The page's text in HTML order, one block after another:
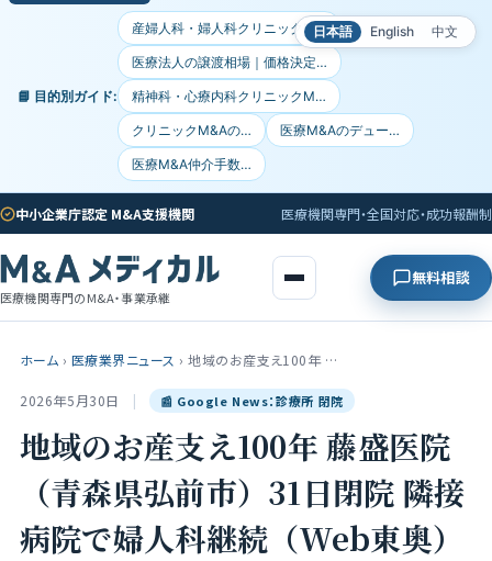
日本語 English 中文
📘 目的別ガイド:
産婦人科・婦人科クリニックM…
医療法人の譲渡相場｜価格決定…
精神科・心療内科クリニックM…
クリニックM&Aの… 医療M&Aのデュー…
医療M&A仲介手数…
中小企業庁認定 M&A支援機関 医療機関専門・全国対応・成功報酬制
医療機関専門のM&A・事業承継
無料相談
ホーム › 医療業界ニュース › 地域のお産支え100年 …
2026年5月30日 | 📰 Google News：診療所 閉院
地域のお産支え100年 藤盛医院
（青森県弘前市）31日閉院 隣接
病院で婦人科継続（Web東奥）